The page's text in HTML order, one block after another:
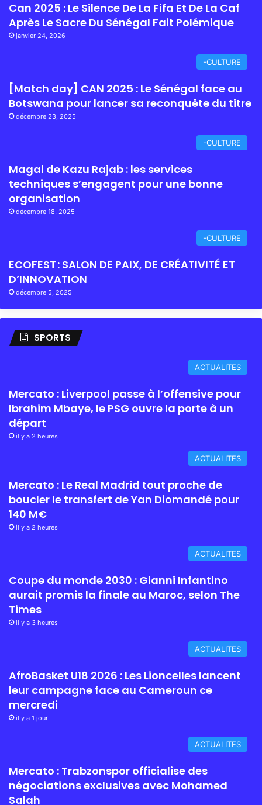
Can 2025 : Le Silence De La Fifa Et De La Caf
Après Le Sacre Du Sénégal Fait Polémique
janvier 24, 2026
-CULTURE
[Match day] CAN 2025 : Le Sénégal face au
Botswana pour lancer sa reconquête du titre
décembre 23, 2025
-CULTURE
Magal de Kazu Rajab : les services
techniques s’engagent pour une bonne
organisation
décembre 18, 2025
-CULTURE
ECOFEST : SALON DE PAIX, DE CRÉATIVITÉ ET
D’INNOVATION
décembre 5, 2025
SPORTS
ACTUALITES
Mercato : Liverpool passe à l’offensive pour
Ibrahim Mbaye, le PSG ouvre la porte à un
départ
il y a 2 heures
ACTUALITES
Mercato : Le Real Madrid tout proche de
boucler le transfert de Yan Diomandé pour
140 M€
il y a 2 heures
ACTUALITES
Coupe du monde 2030 : Gianni Infantino
aurait promis la finale au Maroc, selon The
Times
il y a 3 heures
ACTUALITES
AfroBasket U18 2026 : Les Lioncelles lancent
leur campagne face au Cameroun ce
mercredi
il y a 1 jour
ACTUALITES
Mercato : Trabzonspor officialise des
négociations exclusives avec Mohamed
Salah